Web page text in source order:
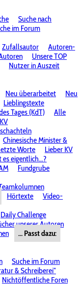
Suche nach
im Forum
Zufallsautor
Autoren-
Unsere TOP
Nutzer in Auszeit
Neu überarbeitet
Neu
Lieblingstexte
Tages (KdT)
Alle
Chinesische Minister &
Worte
Lieber KV
eigentlich...?
Fundgrube
Hörtexte
Video-
Daily Challenge
unserer Autoren
... Passt dazu:
Suche im Forum
& Schreiberei"
Nichtöffentliche Foren